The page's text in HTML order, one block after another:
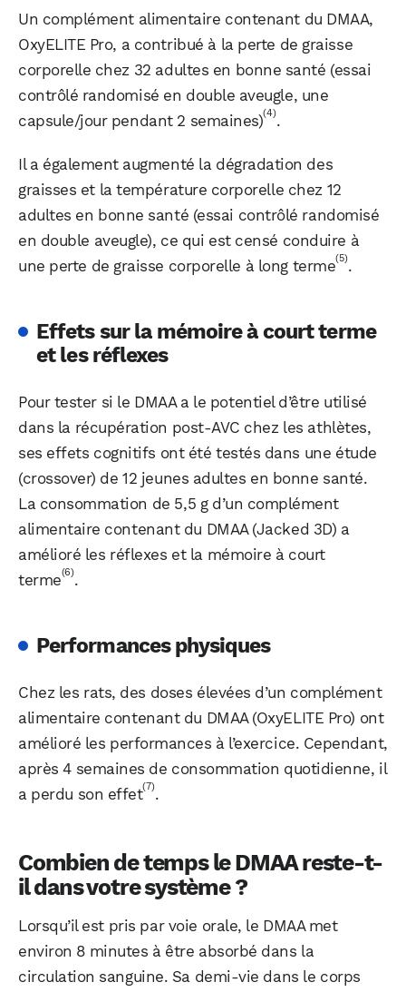
Un complément alimentaire contenant du DMAA,
OxyELITE Pro, a contribué à la perte de graisse
corporelle chez 32 adultes en bonne santé (essai
contrôlé randomisé en double aveugle, une
capsule/jour pendant 2 semaines)(4).
Il a également augmenté la dégradation des
graisses et la température corporelle chez 12
adultes en bonne santé (essai contrôlé randomisé
en double aveugle), ce qui est censé conduire à
une perte de graisse corporelle à long terme(5).
Effets sur la mémoire à court terme
et les réflexes
Pour tester si le DMAA a le potentiel d’être utilisé
dans la récupération post-AVC chez les athlètes,
ses effets cognitifs ont été testés dans une étude
(crossover) de 12 jeunes adultes en bonne santé.
La consommation de 5,5 g d’un complément
alimentaire contenant du DMAA (Jacked 3D) a
amélioré les réflexes et la mémoire à court
terme(6).
Performances physiques
Chez les rats, des doses élevées d’un complément
alimentaire contenant du DMAA (OxyELITE Pro) ont
amélioré les performances à l’exercice. Cependant,
après 4 semaines de consommation quotidienne, il
a perdu son effet(7).
Combien de temps le DMAA reste-t-
il dans votre système ?
Lorsqu’il est pris par voie orale, le DMAA met
environ 8 minutes à être absorbé dans la
circulation sanguine. Sa demi-vie dans le corps